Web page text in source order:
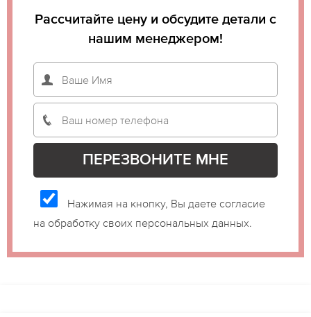
Рассчитайте цену и обсудите детали с
нашим менеджером!
Нажимая на кнопку, Вы даете согласие
на обработку своих персональных данных.